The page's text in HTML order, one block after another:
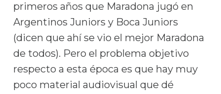
primeros años que Maradona jugó en
Argentinos Juniors y Boca Juniors
(dicen que ahí se vio el mejor Maradona
de todos). Pero el problema objetivo
respecto a esta época es que hay muy
poco material audiovisual que dé